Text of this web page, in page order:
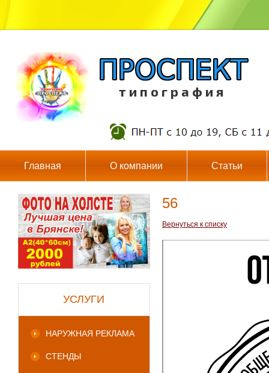
т и п о г р а ф и я
Главная О компании Статьи
УСЛУГИ
НАРУЖНАЯ РЕКЛАМА
СТЕНДЫ
56
Вернуться к списку